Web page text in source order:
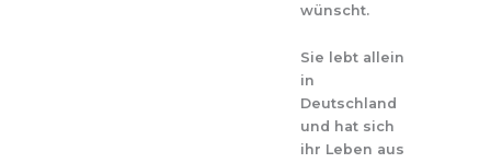
wünscht.
Sie lebt allein
in
Deutschland
und hat sich
ihr Leben aus